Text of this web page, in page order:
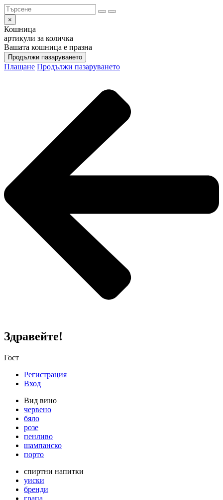
×
Кошница
артикули за количка
Вашата кошница е празна
Продължи пазаруването
Плащане Продължи пазаруването
Здравейте!
Гост
Регистрация
Вход
Вид вино
червено
бяло
розе
пенливо
шампанско
порто
спиртни напитки
уиски
бренди
грапа